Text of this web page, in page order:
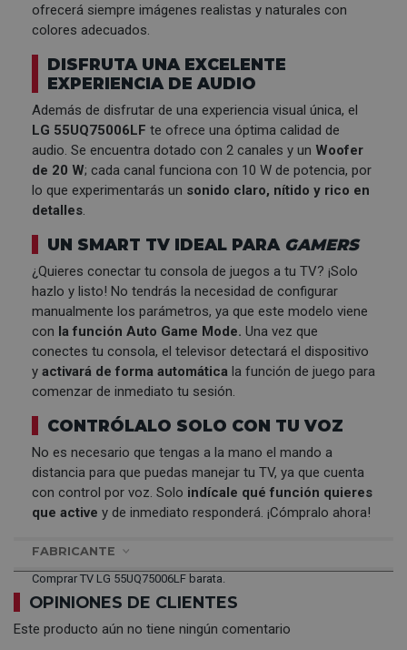
ofrecerá siempre imágenes realistas y naturales con
colores adecuados.
DISFRUTA UNA EXCELENTE
EXPERIENCIA DE AUDIO
Además de disfrutar de una experiencia visual única, el
LG 55UQ75006LF te ofrece una óptima calidad de
audio. Se encuentra dotado con 2 canales y un Woofer
de 20 W; cada canal funciona con 10 W de potencia, por
lo que experimentarás un sonido claro, nítido y rico en
detalles.
UN SMART TV IDEAL PARA GAMERS
¿Quieres conectar tu consola de juegos a tu TV? ¡Solo
hazlo y listo! No tendrás la necesidad de configurar
manualmente los parámetros, ya que este modelo viene
con la función Auto Game Mode. Una vez que
conectes tu consola, el televisor detectará el dispositivo
y activará de forma automática la función de juego para
comenzar de inmediato tu sesión.
CONTRÓLALO SOLO CON TU VOZ
No es necesario que tengas a la mano el mando a
distancia para que puedas manejar tu TV, ya que cuenta
con control por voz. Solo indícale qué función quieres
que active y de inmediato responderá. ¡Cómpralo ahora!
FABRICANTE
Comprar TV LG 55UQ75006LF barata.
OPINIONES DE CLIENTES
Este producto aún no tiene ningún comentario